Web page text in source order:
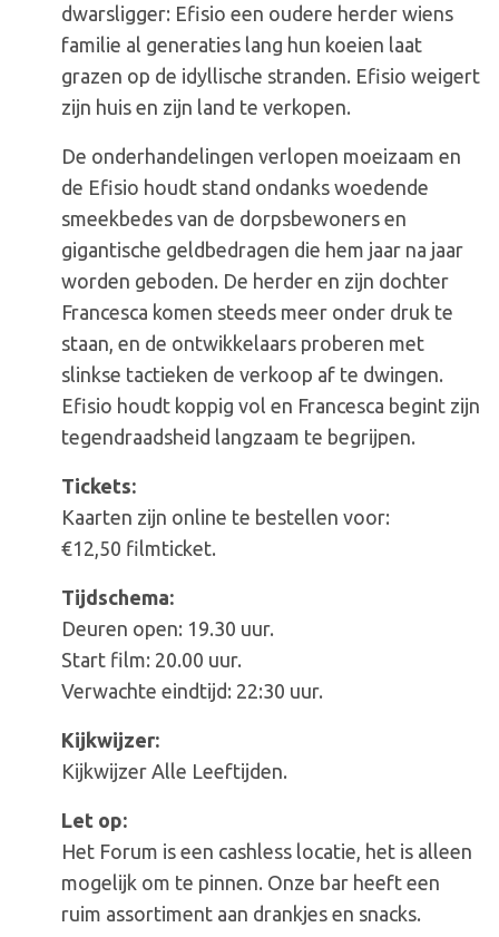
dwarsligger: Efisio een oudere herder wiens
familie al generaties lang hun koeien laat
grazen op de idyllische stranden. Efisio weigert
zijn huis en zijn land te verkopen.
De onderhandelingen verlopen moeizaam en
de Efisio houdt stand ondanks woedende
smeekbedes van de dorpsbewoners en
gigantische geldbedragen die hem jaar na jaar
worden geboden. De herder en zijn dochter
Francesca komen steeds meer onder druk te
staan, en de ontwikkelaars proberen met
slinkse tactieken de verkoop af te dwingen.
Efisio houdt koppig vol en Francesca begint zijn
tegendraadsheid langzaam te begrijpen.
Tickets:
Kaarten zijn online te bestellen voor:
€12,50 filmticket.
Tijdschema:
Deuren open: 19.30 uur.
Start film: 20.00 uur.
Verwachte eindtijd: 22:30 uur.
Kijkwijzer:
Kijkwijzer Alle Leeftijden.
Let op:
Het Forum is een cashless locatie, het is alleen
mogelijk om te pinnen. Onze bar heeft een
ruim assortiment aan drankjes en snacks.